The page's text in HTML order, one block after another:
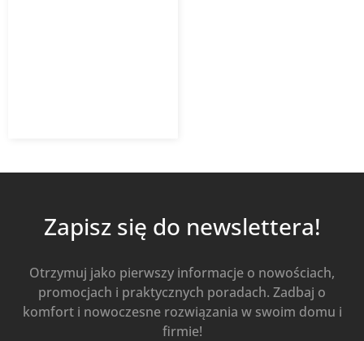
Zapisz się do newslettera!
Otrzymuj jako pierwszy informacje o nowościach,
promocjach i praktycznych poradach. Zadbaj o
komfort i nowoczesne rozwiązania w swoim domu i
firmie!